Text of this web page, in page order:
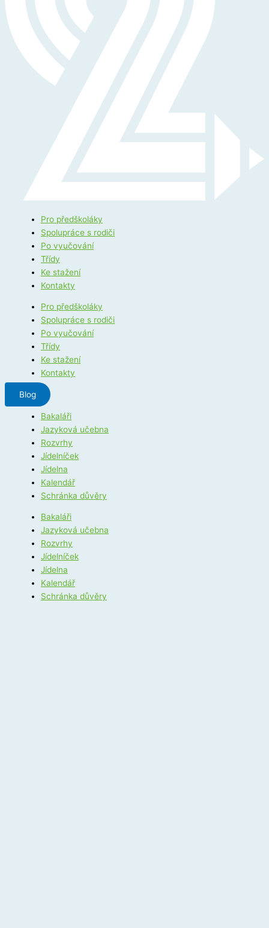
Pro předškoláky
Spolupráce s rodiči
Po vyučování
Třídy
Ke stažení
Kontakty
Pro předškoláky
Spolupráce s rodiči
Po vyučování
Třídy
Ke stažení
Kontakty
Blog
Bakaláři
Jazyková učebna
Rozvrhy
Jídelníček
Jídelna
Kalendář
Schránka důvěry
Bakaláři
Jazyková učebna
Rozvrhy
Jídelníček
Jídelna
Kalendář
Schránka důvěry